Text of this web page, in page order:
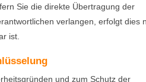
Sie die direkte Übertragung der
verlangen, erfolgt dies
ist.
und zum Schutz der